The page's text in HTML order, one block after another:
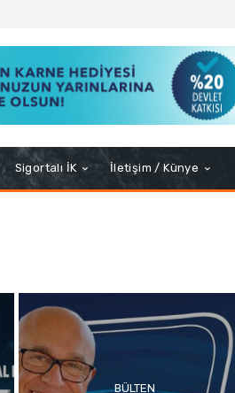
Sigortalı İK İletişim / Künye
BÜLTEN